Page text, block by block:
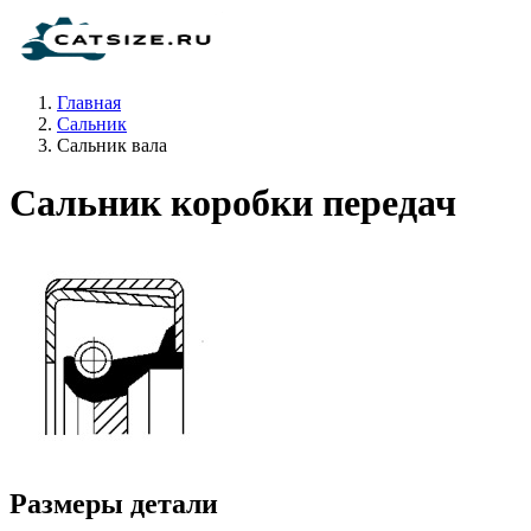
Главная
Сальник
Сальник вала
Сальник коробки передач
Размеры детали